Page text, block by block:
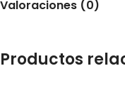
Valoraciones (0)
Productos